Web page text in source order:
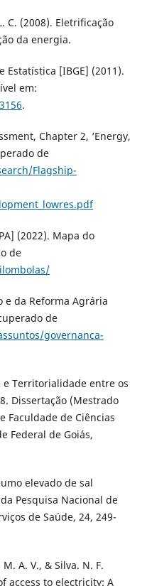
C. (2008). Eletrificação
da energia.
[IBGE] (2011).
em:
.
Chapter 2, ‘Energy,
de
Flagship-
(2022). Mapa do
de
e da Reforma Agrária
de
governanca-
Territorialidade entre os
Dissertação (Mestrado
Faculdade de Ciências
Federal de Goiás,
elevado de sal
Pesquisa Nacional de
de Saúde, 24, 249-
A. V., & Silva. N. F.
access to electricity: A